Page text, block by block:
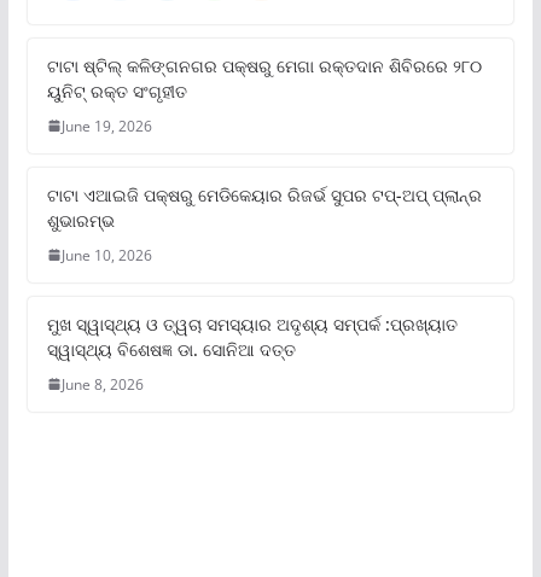
ଟାଟା ଷ୍ଟିଲ୍‌ କଳିଙ୍ଗନଗର ପକ୍ଷରୁ ମେଗା ରକ୍ତଦାନ ଶିବିରରେ ୨୮୦
ୟୁନିଟ୍‌ ରକ୍ତ ସଂଗୃହୀତ
June 19, 2026
ଟାଟା ଏଆଇଜି ପକ୍ଷରୁ ମେଡିକେୟାର ରିଜର୍ଭ ସୁପର ଟପ୍‌-ଅପ୍ ପ୍ଲାନ୍‌ର
ଶୁଭାରମ୍ଭ
June 10, 2026
ମୁଖ ସ୍ୱାସ୍ଥ୍ୟ ଓ ତ୍ୱଚା ସମସ୍ୟାର ଅଦୃଶ୍ୟ ସମ୍ପର୍କ :ପ୍ରଖ୍ୟାତ
ସ୍ୱାସ୍ଥ୍ୟ ବିଶେଷଜ୍ଞ ଡା. ସୋନିଆ ଦତ୍ତ
June 8, 2026